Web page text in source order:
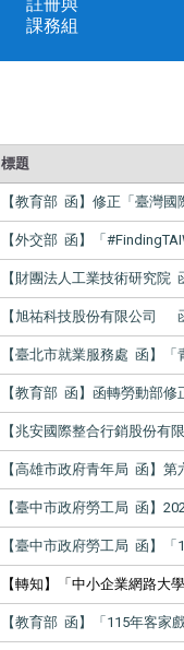
課務組
標題
【教育部 函】修正「臺灣
【外交部 函】「
【財團法人工業技術研究院
【旭祐科技股份有限公司
【臺北市就業服務處 函】
【教育部 函】函轉勞動部修
【兆安國際整合行銷股份有
【高雄市政府青年局 函】第
【臺中市政府勞工局 函】
【臺中市政府勞工局 函】
【轉知】「中小企業網路大
【教育部 函】「115年客家